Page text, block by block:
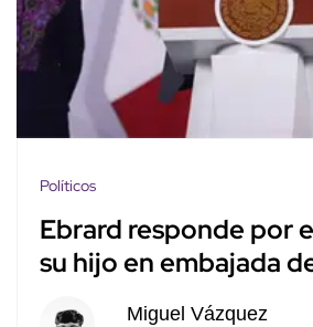
Políticos
Ebrard responde por
su hijo en embajada
Miguel Vázquez